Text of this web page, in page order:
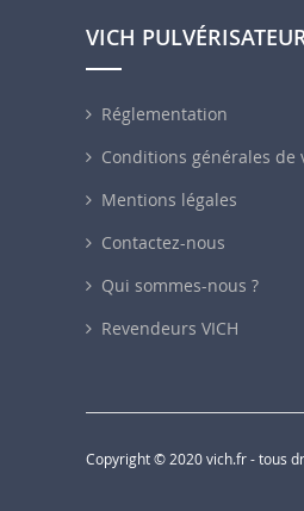
VICH
Réglementation
Conditions générales de
Mentions légales
Contactez-nous
Qui sommes-nous ?
Revendeurs VICH
Copyright © 2020 vich.fr - tous